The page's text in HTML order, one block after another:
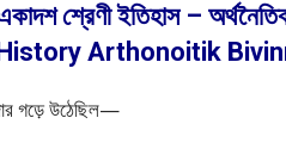
শ্রেণী ইতিহাস –
Arthonoitik
গড়ে উঠেছিল—